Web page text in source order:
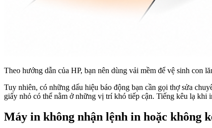
Theo hướng dẫn của HP, bạn nên dùng vải mềm để vệ sinh con
Tuy nhiên, có những dấu hiệu báo động bạn cần gọi thợ sửa
giấy nhỏ có thể nằm ở những vị trí khó tiếp cận. Tiếng kêu lạ
Máy in không nhận lệnh in hoặc không